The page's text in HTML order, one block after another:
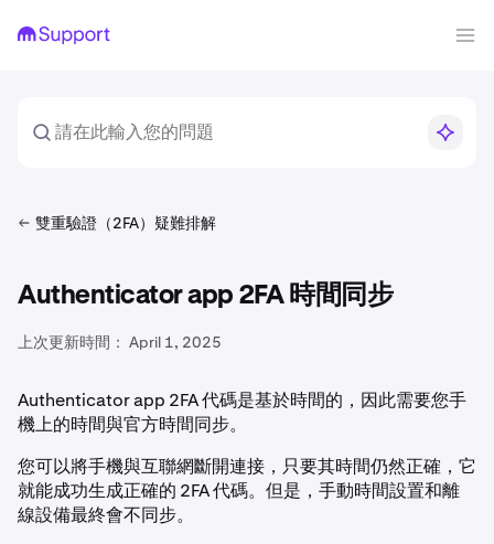
雙重驗證（2FA）疑難排解
Authenticator app 2FA 時間同步
上次更新時間： April 1, 2025
Authenticator app 2FA 代碼是基於時間的，因此需要您手
機上的時間與官方時間同步。
您可以將手機與互聯網斷開連接，只要其時間仍然正確，它
就能成功生成正確的 2FA 代碼。但是，手動時間設置和離
線設備最終會不同步。